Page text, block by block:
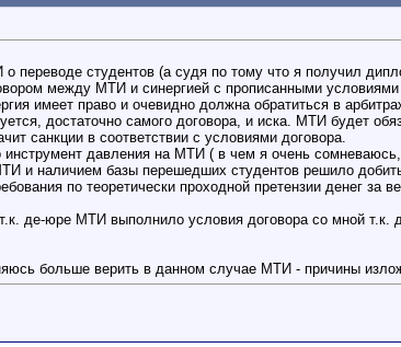
студентов (а судя по тому что я получил
между МТИ и синергией с прописанными
имеет право и очевидно должна обратиться в
достаточно самого договора, и иска. МТИ будет
санкции в соответствии с условиями договора.
давления на МТИ ( в чем я очень
и наличием базы перешедших студентов решило
по теоретически проходной претензии денег за
де-юре МТИ выполнило условия договора со мной т.к.
больше верить в данном случае МТИ - причины